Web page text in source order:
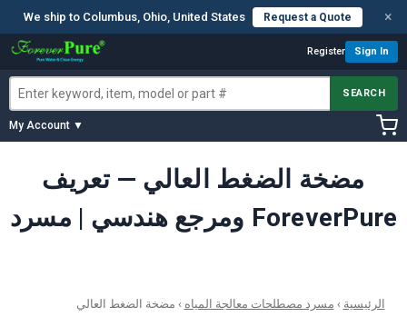
We ship to Columbus, Ohio, United States Request a Quote ×
Register Sign In
SEARCH
My Account ▼
مضخة الضغط العالي — تعريف
ومرجع هندسي | مسرد ForeverPure
الرئيسية › مسرد مصطلحات معالجة المياه › مضخة الضغط العالي